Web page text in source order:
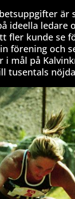
är
ideella ledare
fler kunde se
förening och
i mål på
tusentals